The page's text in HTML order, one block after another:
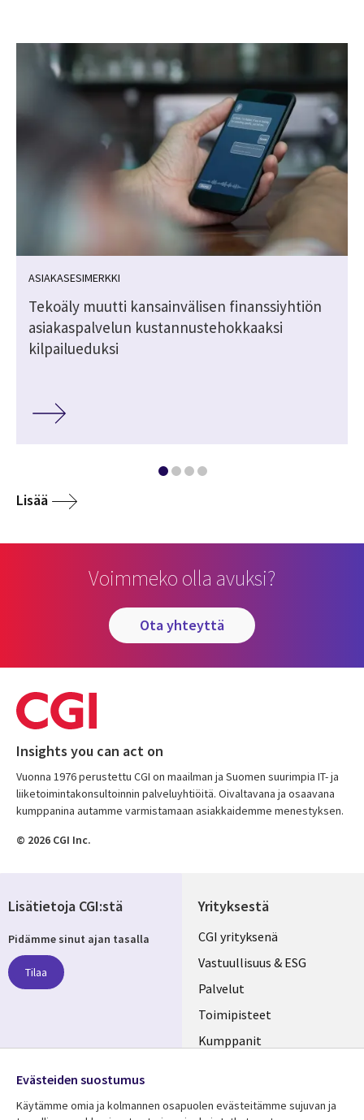
ASIAKASESIMERKKI
Tekoäly muutti kansainvälisen finanssiyhtiön
asiakaspalvelun kustannustehokkaaksi
kilpailueduksi
Lisää
Voimmeko olla avuksi?
ota yhteyttä
Insights you can act on
Vuonna 1976 perustettu CGI on maailman ja Suomen suurimpia IT- ja
liiketoimintakonsultoinnin palveluyhtiöitä. Oivaltavana ja osaavana
kumppanina autamme varmistamaan asiakkaidemme menestyksen.
© 2026 CGI Inc.
Yrityksestä
Useful
links
FINLAND
CGI yrityksenä
Vastuullisuus & ESG
Palvelut
Toimipisteet
Kumppanit
Lisätietoja CGI:stä
Pidämme sinut ajan tasalla
Tilaa
Media
Evästeiden suostumus
Käytämme omia ja kolmannen osapuolen evästeitämme sujuvan ja